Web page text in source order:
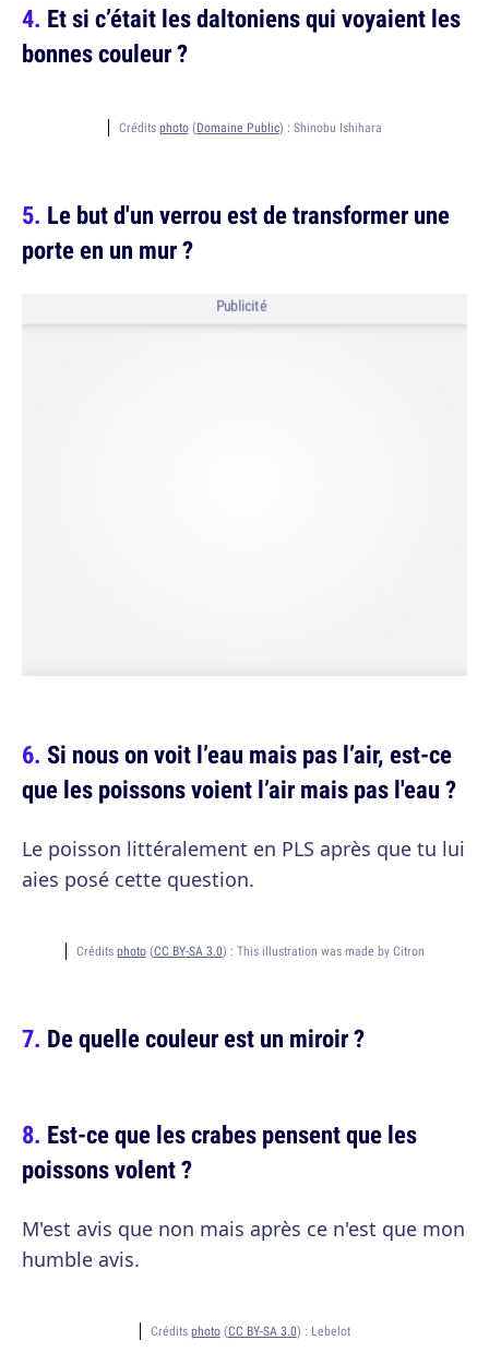
Et si c’était les daltoniens qui voyaient les
bonnes couleur ?
Crédits photo(Domaine Public) : Shinobu Ishihara
Le but d'un verrou est de transformer une
porte en un mur ?
Publicité
Si nous on voit l’eau mais pas l’air, est-ce
que les poissons voient l’air mais pas l'eau ?
Le poisson littéralement en PLS après que tu lui
aies posé cette question.
Crédits photo(CC BY-SA 3.0) : This illustration was made by Citron
De quelle couleur est un miroir ?
Est-ce que les crabes pensent que les
poissons volent ?
M'est avis que non mais après ce n'est que mon
humble avis.
Crédits photo(CC BY-SA 3.0) : Lebelot